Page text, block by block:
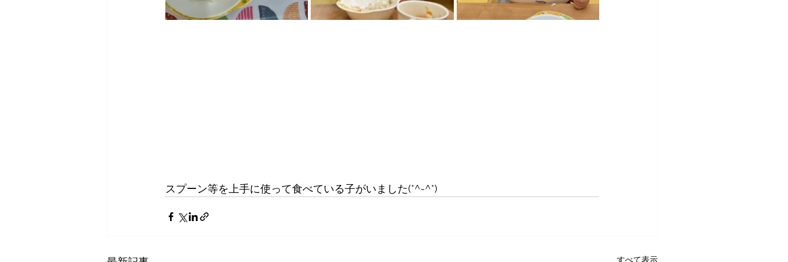
スプーン等を上手に使って食べている子がいました(*^-^*)
すべて表示